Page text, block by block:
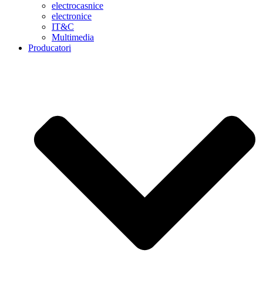
electrocasnice
electronice
IT&C
Multimedia
Producatori